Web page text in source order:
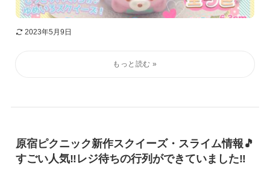
2023年5月9日
原宿ピクニック新作スクイーズ・スライム情報🎵
すごい人気‼️レジ待ちの行列ができていました‼️